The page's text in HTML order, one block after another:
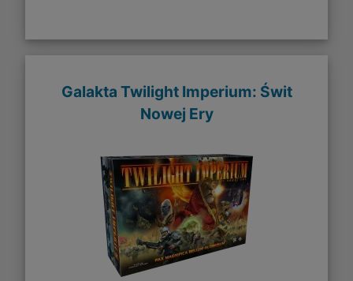
Galakta Twilight Imperium: Świt
Nowej Ery